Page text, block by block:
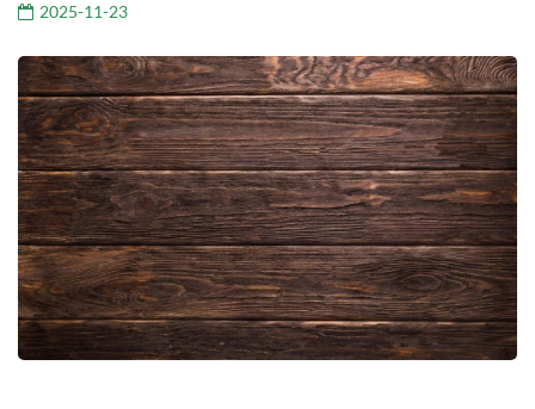
2025-11-23